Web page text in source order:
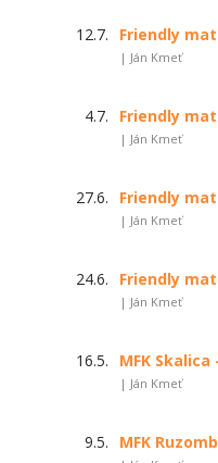
12.7. Friendly
| Ján Kmeť
4.7. Friendly
| Ján Kmeť
27.6. Friendly
| Ján Kmeť
24.6. Friendly
| Ján Kmeť
16.5. MFK Skalica
| Ján Kmeť
9.5. MFK